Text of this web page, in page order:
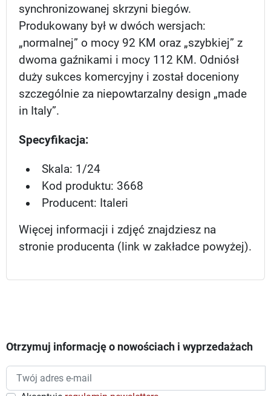
synchronizowanej skrzyni biegów.
Produkowany był w dwóch wersjach:
„normalnej” o mocy 92 KM oraz „szybkiej” z
dwoma gaźnikami i mocy 112 KM. Odniósł
duży sukces komercyjny i został doceniony
szczególnie za niepowtarzalny design „made
in Italy”.
Specyfikacja:
Skala: 1/24
Kod produktu: 3668
Producent: Italeri
Więcej informacji i zdjęć znajdziesz na
stronie producenta (link w zakładce powyżej).
Otrzymuj informację o nowościach i wyprzedażach